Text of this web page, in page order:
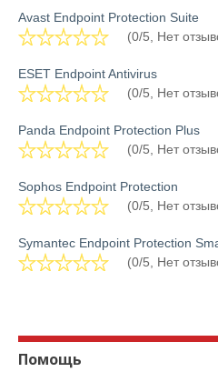
Avast Endpoint Protection Suite
(0/5, Нет
ESET Endpoint Antivirus
(0/5, Нет
Panda Endpoint Protection Plus
(0/5, Нет
Sophos Endpoint Protection
(0/5, Нет
Symantec Endpoint Protection
(0/5, Нет
Помощь